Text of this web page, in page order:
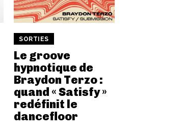
SORTIES
Le groove
hypnotique de
Braydon Terzo :
quand « Satisfy »
redéfinit le
dancefloor